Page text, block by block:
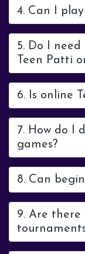
4. Can I
5. Do I
Teen Patti
6. Is online
7. How do I
games?
8. Can
9. Are there